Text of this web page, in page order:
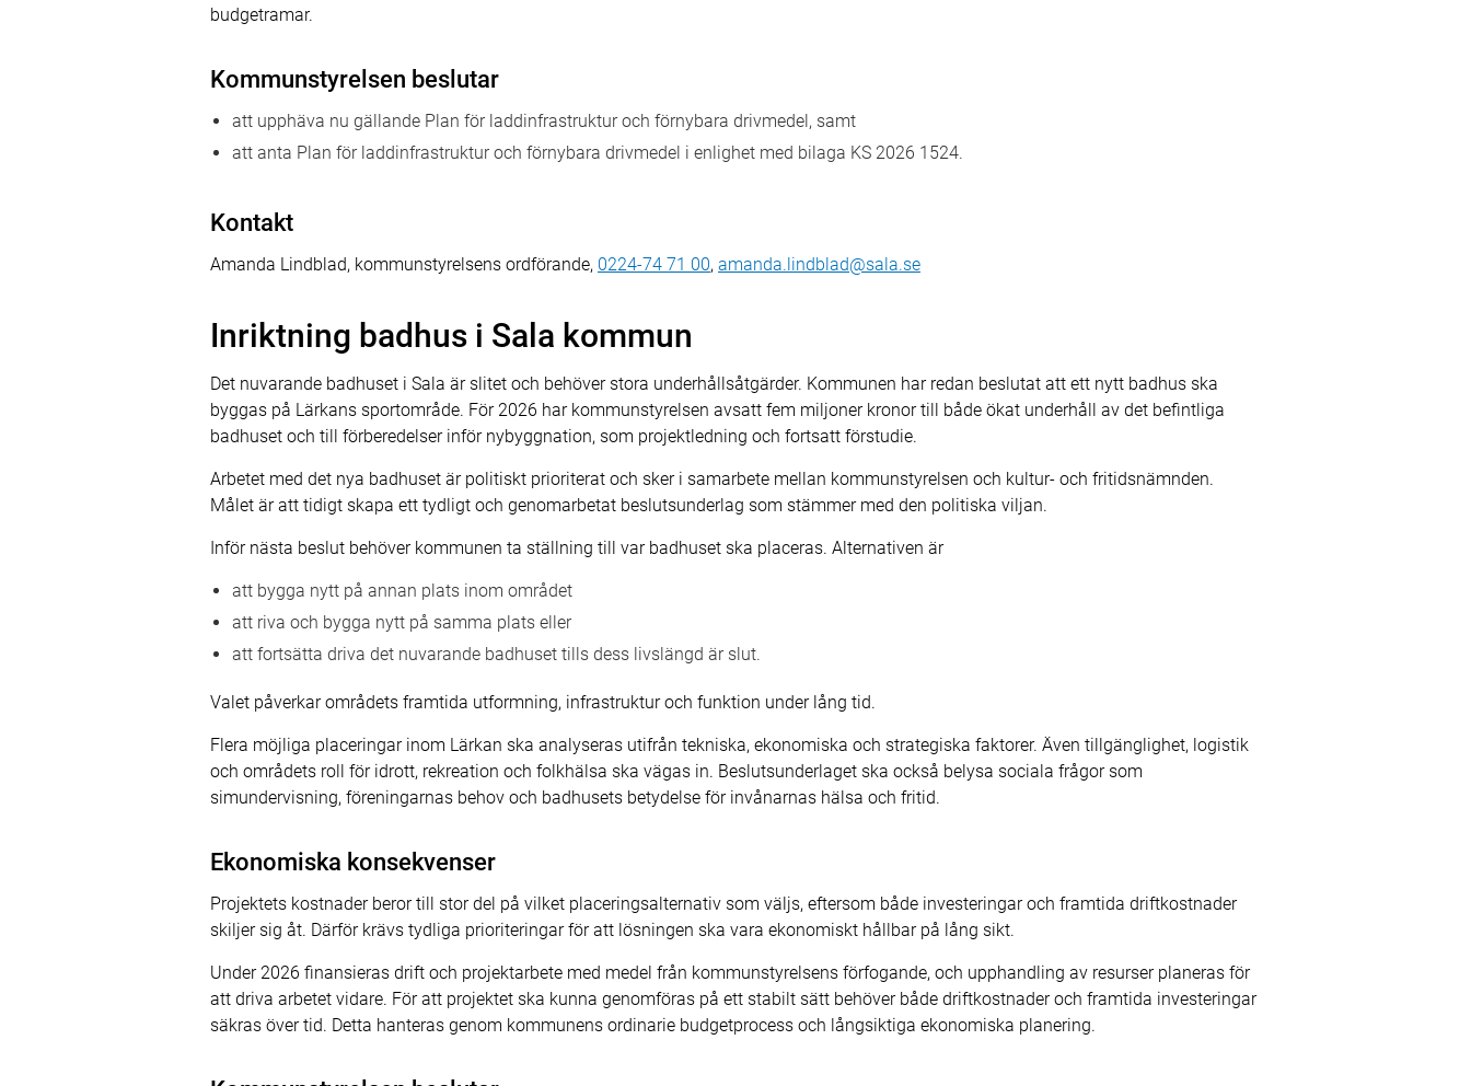
budgetramar.
Kommunstyrelsen beslutar
att upphäva nu gällande Plan för laddinfrastruktur och förnybara drivmedel, samt
att anta Plan för laddinfrastruktur och förnybara drivmedel i enlighet med bilaga KS 2026 1524.
Kontakt
Amanda Lindblad, kommunstyrelsens ordförande, 0224-74 71 00, amanda.lindblad@sala.se
Inriktning badhus i Sala kommun
Det nuvarande badhuset i Sala är slitet och behöver stora underhållsåtgärder. Kommunen har redan beslutat att ett nytt badhus ska
byggas på Lärkans sportområde. För 2026 har kommunstyrelsen avsatt fem miljoner kronor till både ökat underhåll av det befintliga
badhuset och till förberedelser inför nybyggnation, som projektledning och fortsatt förstudie.
Arbetet med det nya badhuset är politiskt prioriterat och sker i samarbete mellan kommunstyrelsen och kultur- och fritidsnämnden.
Målet är att tidigt skapa ett tydligt och genomarbetat beslutsunderlag som stämmer med den politiska viljan.
Inför nästa beslut behöver kommunen ta ställning till var badhuset ska placeras. Alternativen är
att bygga nytt på annan plats inom området
att riva och bygga nytt på samma plats eller
att fortsätta driva det nuvarande badhuset tills dess livslängd är slut.
Valet påverkar områdets framtida utformning, infrastruktur och funktion under lång tid.
Flera möjliga placeringar inom Lärkan ska analyseras utifrån tekniska, ekonomiska och strategiska faktorer. Även tillgänglighet, logistik
och områdets roll för idrott, rekreation och folkhälsa ska vägas in. Beslutsunderlaget ska också belysa sociala frågor som
simundervisning, föreningarnas behov och badhusets betydelse för invånarnas hälsa och fritid.
Ekonomiska konsekvenser
Projektets kostnader beror till stor del på vilket placeringsalternativ som väljs, eftersom både investeringar och framtida driftkostnader
skiljer sig åt. Därför krävs tydliga prioriteringar för att lösningen ska vara ekonomiskt hållbar på lång sikt.
Under 2026 finansieras drift och projektarbete med medel från kommunstyrelsens förfogande, och upphandling av resurser planeras för
att driva arbetet vidare. För att projektet ska kunna genomföras på ett stabilt sätt behöver både driftkostnader och framtida investeringar
säkras över tid. Detta hanteras genom kommunens ordinarie budgetprocess och långsiktiga ekonomiska planering.